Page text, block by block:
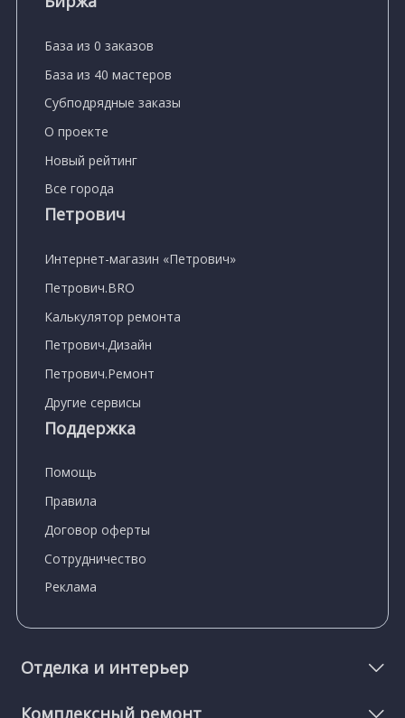
База из 0 заказов
База из 40 мастеров
Субподрядные заказы
О проекте
Новый рейтинг
Все города
Петрович
Интернет-магазин «Петрович»
Петрович.BRO
Калькулятор ремонта
Петрович.Дизайн
Петрович.Ремонт
Другие сервисы
Поддержка
Помощь
Правила
Договор оферты
Сотрудничество
Реклама
Отделка и интерьер